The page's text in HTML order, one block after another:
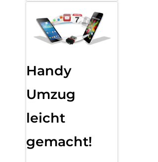
Handy
Umzug
leicht
gemacht!